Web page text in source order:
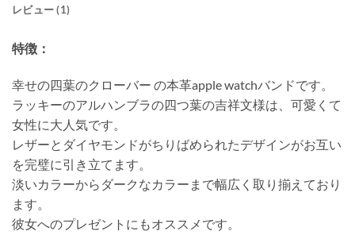
レビュー (1)
特徴：
幸せの四葉のクローバー の本革apple watchバンドです。
ラッキーのアルハンブラの四つ葉の吉祥文様は、可愛くて
女性に大人気です。
レザーとダイヤモンドがちりばめられたデザインがお互い
を完璧に引き立てます。
淡いカラーからダークなカラーまで幅広く取り揃えており
ます。
彼女へのプレゼントにもオススメです。